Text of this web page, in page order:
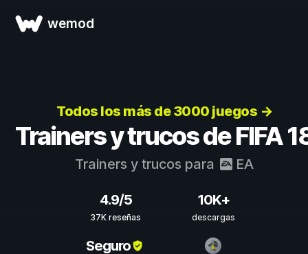
wemod
Todos los más de 3000 juegos →
Trainers y trucos de FIFA
Trainers y trucos para EA
4.9/5
37K reseñas
10K+
descargas
Seguro